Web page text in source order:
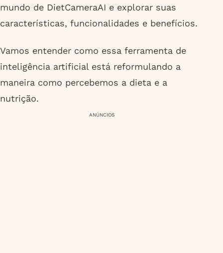
mundo de DietCameraAI e explorar suas
características, funcionalidades e benefícios.
Vamos entender como essa ferramenta de
inteligência artificial está reformulando a
maneira como percebemos a dieta e a
nutrição.
ANÚNCIOS